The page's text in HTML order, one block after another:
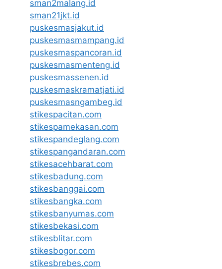
sman2malang.id
sman21jkt.id
puskesmasjakut.id
puskesmasmampang.id
puskesmaspancoran.id
puskesmasmenteng.id
puskesmassenen.id
puskesmaskramatjati.id
puskesmasngambeg.id
stikespacitan.com
stikespamekasan.com
stikespandeglang.com
stikespangandaran.com
stikesacehbarat.com
stikesbadung.com
stikesbanggai.com
stikesbangka.com
stikesbanyumas.com
stikesbekasi.com
stikesblitar.com
stikesbogor.com
stikesbrebes.com